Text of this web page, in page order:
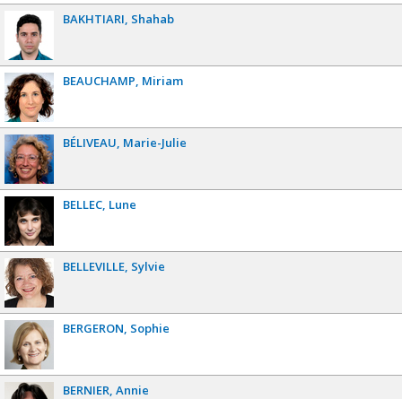
BAKHTIARI Shahab
BEAUCHAMP Miriam
BÉLIVEAU Marie-Julie
BELLEC Lune
BELLEVILLE Sylvie
BERGERON Sophie
BERNIER Annie